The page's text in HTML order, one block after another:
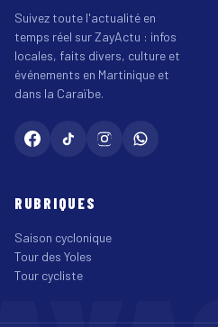
Suivez toute l'actualité en
temps réel sur ZayActu : infos
locales, faits divers, culture et
événements en Martinique et
dans la Caraïbe.
RUBRIQUES
Saison cyclonique
Tour des Yoles
Tour cycliste